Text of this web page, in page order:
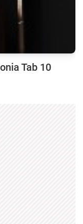
Tab 10